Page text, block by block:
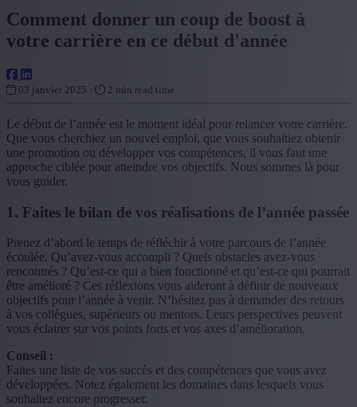
Comment donner un coup de boost à
votre carrière en ce début d'année
03 janvier 2025 · 2 min read time
Le début de l’année est le moment idéal pour relancer votre carrière.
Que vous cherchiez un nouvel emploi, que vous souhaitiez obtenir
une promotion ou développer vos compétences, il vous faut une
approche ciblée pour atteindre vos objectifs. Nous sommes là pour
vous guider.
1. Faites le bilan de vos réalisations de l’année passée
Prenez d’abord le temps de réfléchir à votre parcours de l’année
écoulée. Qu’avez-vous accompli ? Quels obstacles avez-vous
rencontrés ? Qu’est-ce qui a bien fonctionné et qu’est-ce qui pourrait
être amélioré ? Ces réflexions vous aideront à définir de nouveaux
objectifs pour l’année à venir. N’hésitez pas à demander des retours
à vos collègues, supérieurs ou mentors. Leurs perspectives peuvent
vous éclairer sur vos points forts et vos axes d’amélioration.
Conseil :
Faites une liste de vos succès et des compétences que vous avez
développées. Notez également les domaines dans lesquels vous
souhaitez encore progresser.